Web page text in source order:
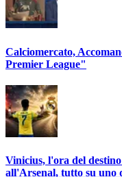
Calciomercato,
Premier League"
Vinicius, l'ora del
all'Arsenal, tutto su uno